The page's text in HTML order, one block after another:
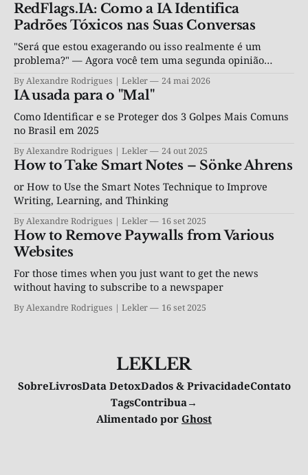
RedFlags.IA: Como a IA Identifica
Padrões Tóxicos nas Suas Conversas
"Será que estou exagerando ou isso realmente é um
problema?" — Agora você tem uma segunda opinião
objetiva, por R$ 4,90.
By Alexandre Rodrigues | Lekler 24 mai 2026
IA usada para o "Mal"
Como Identificar e se Proteger dos 3 Golpes Mais Comuns
no Brasil em 2025
By Alexandre Rodrigues | Lekler 24 out 2025
How to Take Smart Notes – Sönke Ahrens
or How to Use the Smart Notes Technique to Improve
Writing, Learning, and Thinking
By Alexandre Rodrigues | Lekler 16 set 2025
How to Remove Paywalls from Various
Websites
For those times when you just want to get the news
without having to subscribe to a newspaper
By Alexandre Rodrigues | Lekler 16 set 2025
LEKLER
SobreLivrosData DetoxDados & PrivacidadeContato
TagsContribua→
Alimentado por Ghost